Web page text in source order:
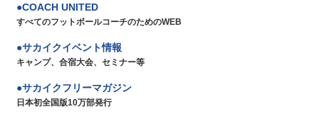
COACH UNITED
すべてのフットボールコーチのためのWEB
サカイクイベント情報
キャンプ、合宿大会、セミナー等
サカイクフリーマガジン
日本初全国版10万部発行